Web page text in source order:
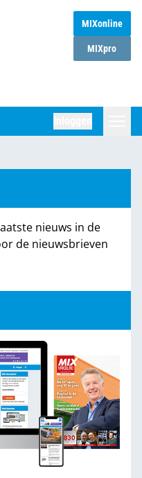
MIXonline
MIXpro
nieuws in de
de nieuwsbrieven